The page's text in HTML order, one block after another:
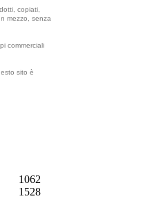
copiati,
mezzo, senza
commerciali
sito è
1062
1528